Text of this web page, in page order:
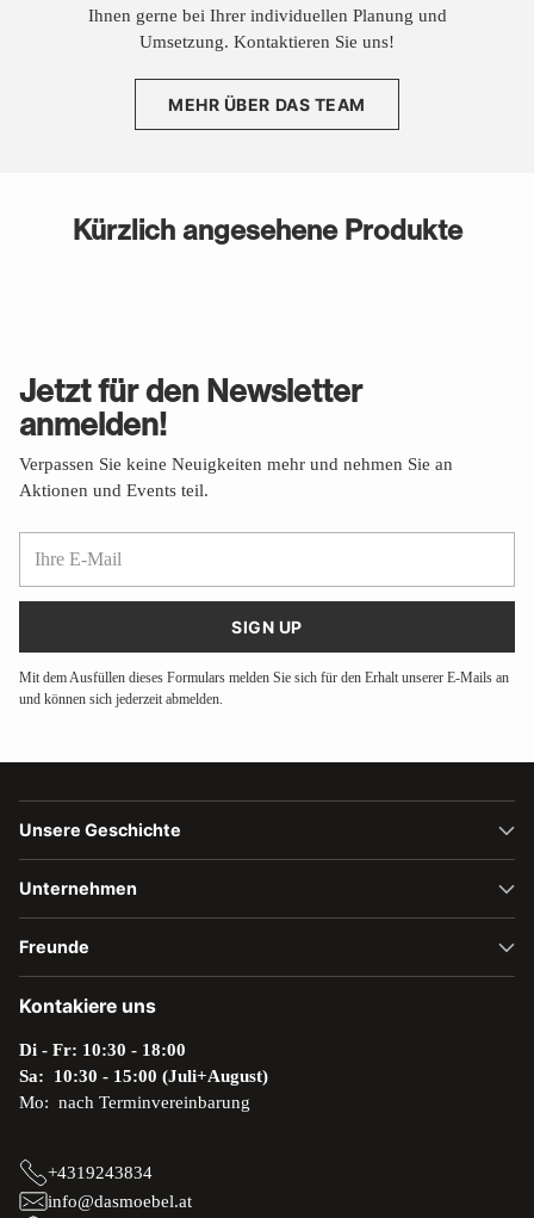
Ihnen gerne bei Ihrer individuellen Planung und
Umsetzung. Kontaktieren Sie uns!
MEHR ÜBER DAS TEAM
Kürzlich angesehene Produkte
Jetzt für den Newsletter
anmelden!
Verpassen Sie keine Neuigkeiten mehr und nehmen Sie an
Aktionen und Events teil.
SIGN UP
Mit dem Ausfüllen dieses Formulars melden Sie sich für den Erhalt unserer E-Mails an
und können sich jederzeit abmelden.
Unsere Geschichte
Unternehmen
Freunde
Kontakiere uns
Di - Fr: 10:30 - 18:00
Sa: 10:30 - 15:00 (Juli+August)
Mo: nach Terminvereinbarung
+4319243834
info@dasmoebel.at